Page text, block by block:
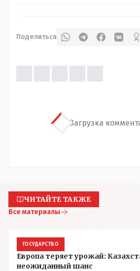
Поделиться
Загрузка
ЧИТАЙТЕ ТАКЖЕ
Все материалы
ГОСУДАРСТВО
Европа теряет урожай:
неожиданный шанс